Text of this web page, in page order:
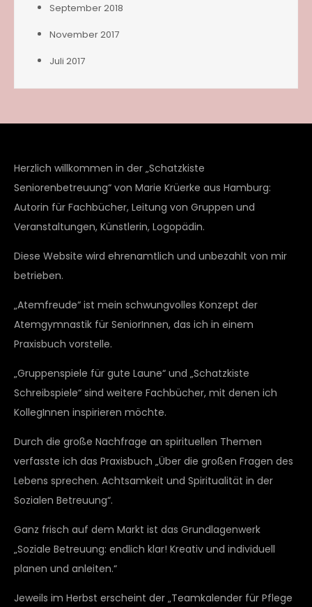
September 2018
November 2017
Juli 2017
Herzlich willkommen in der „Schatzkiste
Seniorenbetreuung“ von Marie Krüerke aus Hamburg:
Autorin für Fachbücher, Leitung von Gruppen und
Veranstaltungen, Künstlerin, Logopädin.
Diese Website wird ehrenamtlich und unbezahlt von mir
betrieben.
„Atemfreude“ ist mein schwungvolles Konzept der
Atemgymnastik für SeniorInnen, das ich in einem
Praxisbuch vorstelle.
„Gruppenspiele für gute Laune“ und „Schatzkiste
Schreibspiele“ sind weitere Fachbücher, mit denen ich
KollegInnen inspirieren möchte.
Durch die große Nachfrage an spirituellen Themen
verfasste ich das Praxisbuch „Über die großen Fragen des
Lebens sprechen. Achtsamkeit und Spiritualität in der
Sozialen Betreuung“.
Ganz frisch auf dem Markt ist das Grundlagenwerk
„Soziale Betreuung: endlich klar! Kreativ und individuell
planen und anleiten.“
Jeweils im Herbst erscheint der „Teamkalender für Pflege